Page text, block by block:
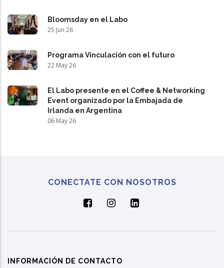
Bloomsday en el Labo
25 Jun 26
Programa Vinculación con el futuro
22 May 26
El Labo presente en el Coffee & Networking
Event organizado por la Embajada de
Irlanda en Argentina
06 May 26
CONECTATE CON NOSOTROS
INFORMACIÓN DE CONTACTO